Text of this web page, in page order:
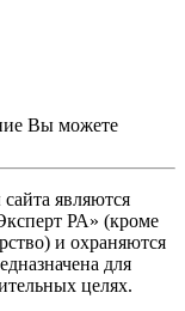
Вы можете
являются
РА» (кроме
и охраняются
для
целях.